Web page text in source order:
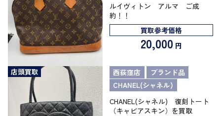
ルイヴィトン アルマ ご成
約！！
買取参考価格
20,000 円
店頭買取 西荻窪店
ブランド品
CHANEL(シャネル)
CHANEL(シャネル) 復刻トート
（キャビアスキン）を買取